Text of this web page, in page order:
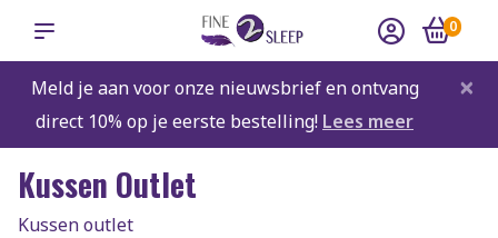
0
Meld je aan voor onze nieuwsbrief en ontvang
direct 10% op je eerste bestelling! Lees meer
×
Kussen Outlet
Kussen outlet